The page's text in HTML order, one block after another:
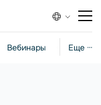
Еще ···
Вебинары Стратегии